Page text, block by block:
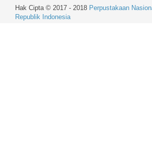
Hak Cipta © 2017 - 2018 Perpustakaan
Republik Indonesia